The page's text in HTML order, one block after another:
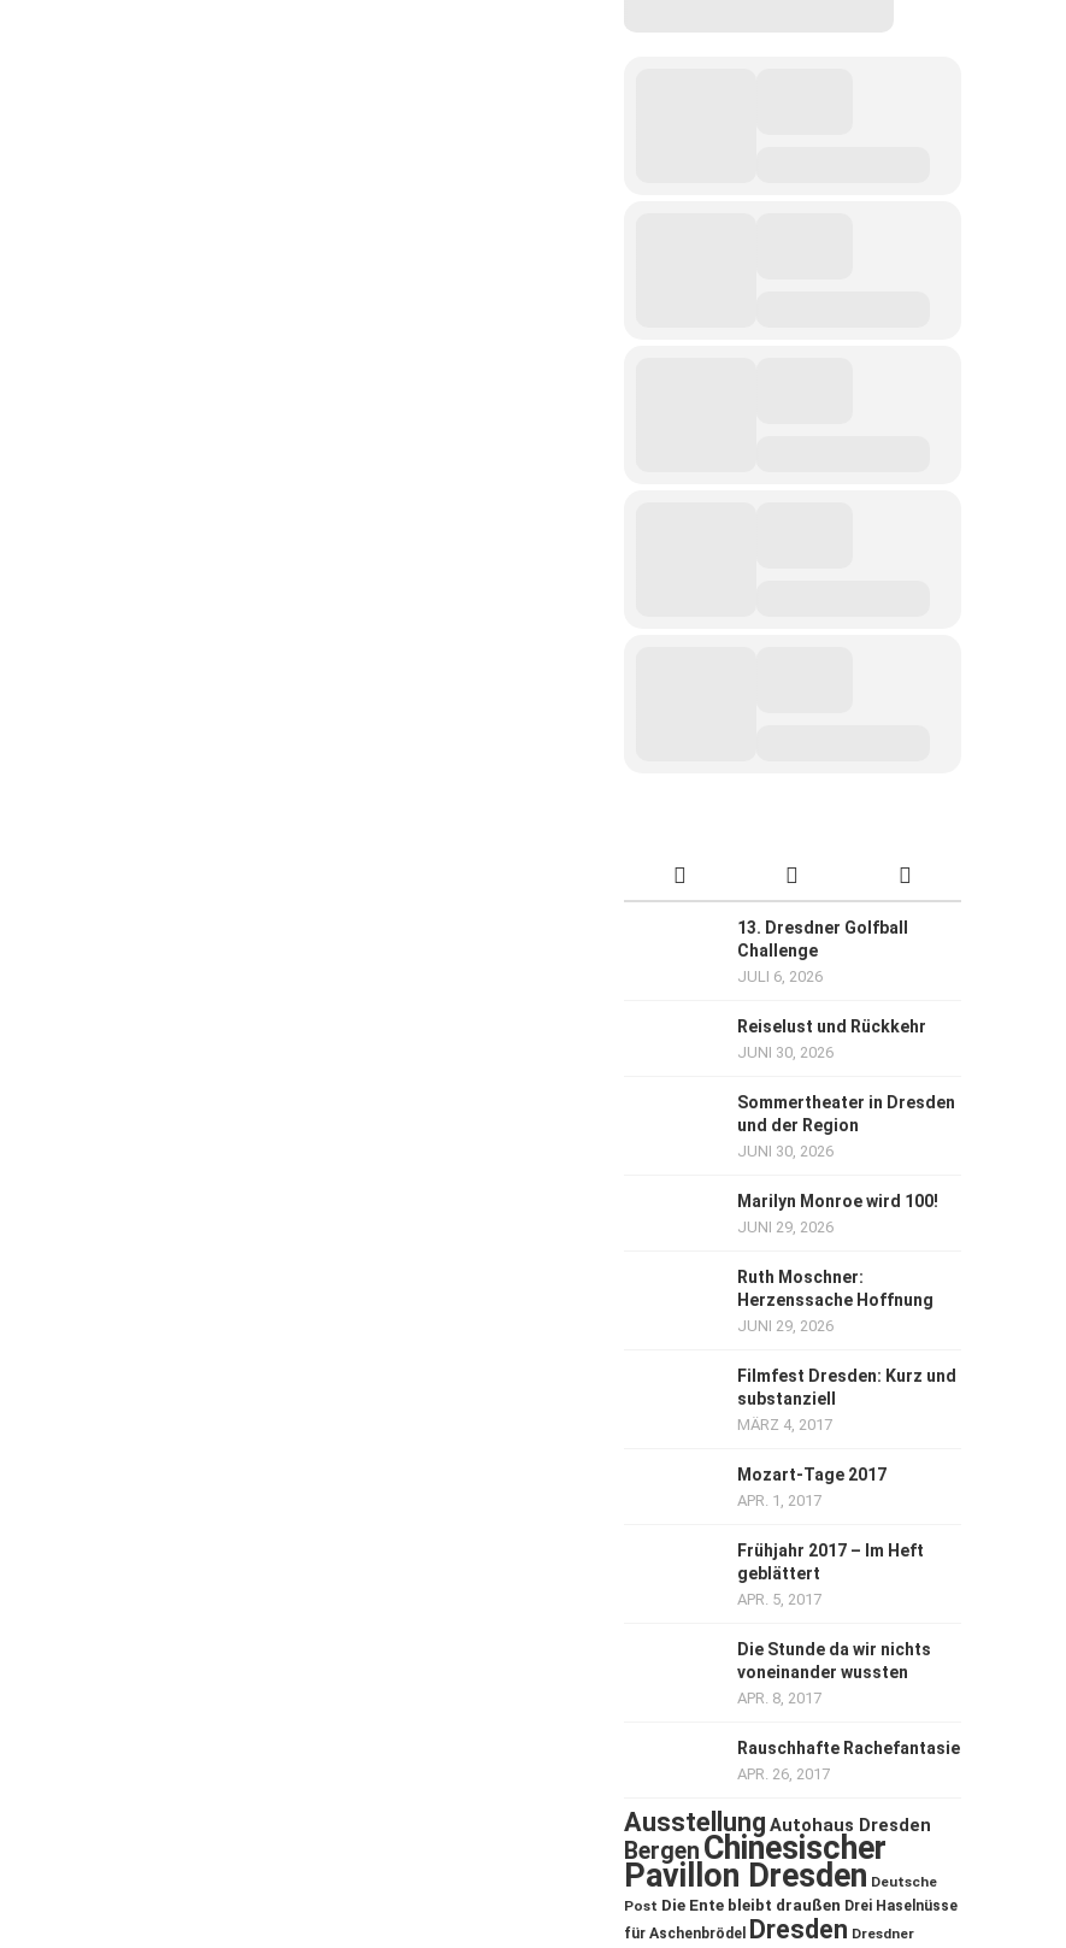
13. Dresdner Golfball
Challenge
JULI 6, 2026
Reiselust und Rückkehr
JUNI 30, 2026
Sommertheater in Dresden
und der Region
JUNI 30, 2026
Marilyn Monroe wird 100!
JUNI 29, 2026
Ruth Moschner:
Herzenssache Hoffnung
JUNI 29, 2026
Filmfest Dresden: Kurz und
substanziell
MÄRZ 4, 2017
Mozart-Tage 2017
APR. 1, 2017
Frühjahr 2017 – Im Heft
geblättert
APR. 5, 2017
Die Stunde da wir nichts
voneinander wussten
APR. 8, 2017
Rauschhafte Rachefantasie
APR. 26, 2017
Ausstellung Autohaus Dresden
Bergen Chinesischer
Pavillon Dresden Deutsche
Post Die Ente bleibt draußen Drei Haselnüsse
für Aschenbrödel
Dresden Dresdner